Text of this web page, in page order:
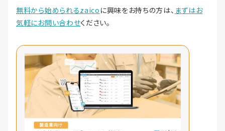
無料から始められるzaico に興味をお持ちの方は、 まずはお
気軽にお問い合わせください。